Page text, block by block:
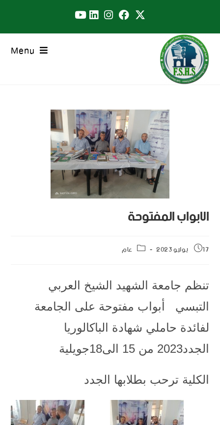
Menu
الابواب المفتوحة
17 يوليو 2023 عام
تنظم جامعة الشهيد الشيخ العربي
التبسي أبواب مفتوحة على الجامعة
لفائدة حاملي شهادة الباكالوريا
الجدد2023 من 15 الى18جويلية
الكلية ترحب بطلابها الجدد